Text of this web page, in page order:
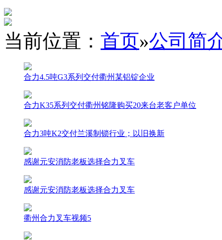
当前位置： 首页»公司简
合力4.5吨G3系列交付衢州某铝锭企业
合力K35系列交付衢州铭隆购买20来台老客户单位
合力3吨K2交付兰溪制锁行业；以旧换新
感谢元安消防老板选择合力叉车
感谢元安消防老板选择合力叉车
衢州合力叉车视频5